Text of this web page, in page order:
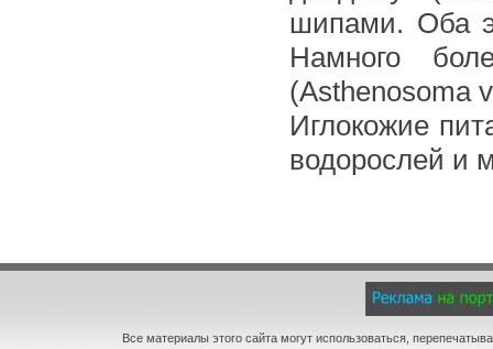
шипами. Оба
Намного
(Asthenosoma
Иглокожие
водорослей и
Все материалы этого сайта могут использоваться,